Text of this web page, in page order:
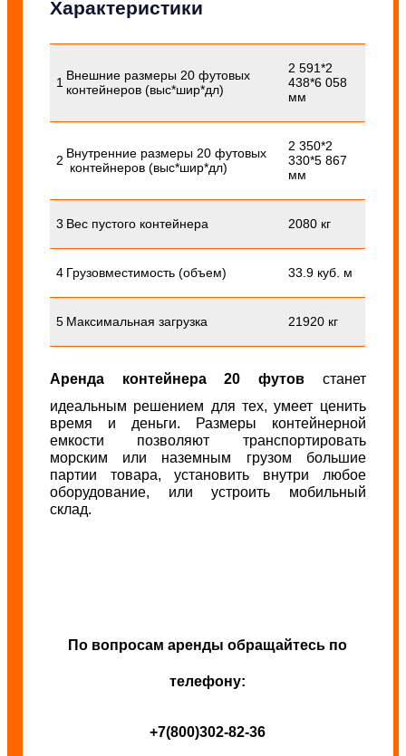
Характеристики
1
Внешние размеры 20 футовых
контейнеров (выс*шир*дл)
2 591*2
438*6 058
мм
2
Внутренние размеры 20 футовых
контейнеров (выс*шир*дл)
2 350*2
330*5 867
мм
3 Вес пустого контейнера 2080 кг
4 Грузовместимость (объем) 33.9 куб. м
5 Максимальная загрузка 21920 кг
Аренда контейнера 20 футов станет
идеальным решением для тех, умеет ценить
время и деньги. Размеры контейнерной
емкости позволяют транспортировать
морским или наземным грузом большие
партии товара, установить внутри любое
оборудование, или устроить мобильный
склад.
По вопросам аренды обращайтесь по
телефону:
+7(800)302-82-36